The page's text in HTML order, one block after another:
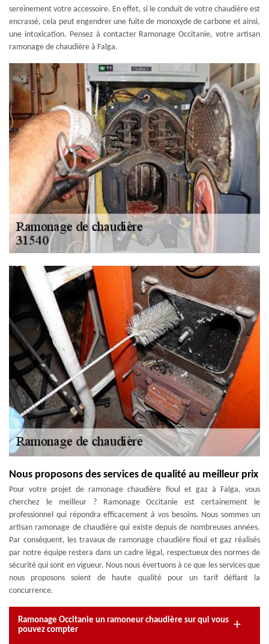
sereinement votre accessoire. En effet, si le conduit de votre chaudière est
encrassé, cela peut engendrer une fuite de monoxyde de carbone et ainsi,
une intoxication. Pensez à contacter Ramonage Occitanie, votre artisan
ramonage de chaudière à Falga.
Nous proposons des services de qualité au meilleur prix
Pour votre projet de ramonage chaudière fioul et gaz à Falga, vous
cherchez le meilleur ? Ramonage Occitanie est certainement le
professionnel qui répondra efficacement à vos besoins. Nous sommes un
artisan ramonage de chaudière qui existe depuis de nombreuses années.
Par conséquent, les travaux de ramonage chaudière fioul et gaz réalisés
par notre équipe restera dans un cadre légal, respectueux des normes de
sécurité qui sont en vigueur. Nous nous évertuons à ce que les services que
nous proposons soient de haute qualité pour un tarif défiant la
concurrence.
Ramonage Occitanie un ramoneur chaudière sur qui vous
pouvez compter